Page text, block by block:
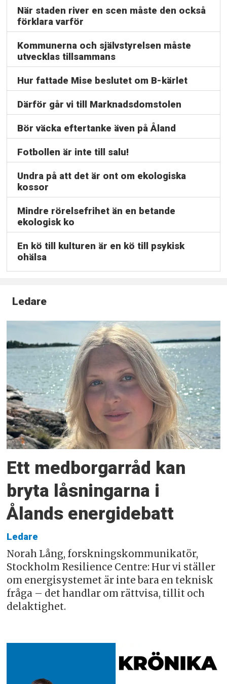
När staden river en scen måste den också
förklara varför
Kommunerna och självstyrelsen måste
utvecklas tillsammans
Hur fattade Mise beslutet om B-kärlet
Därför går vi till Marknadsdomstolen
Bör väcka eftertanke även på Åland
Fotbollen är inte till salu!
Undra på att det är ont om ekologiska
kossor
Mindre rörelsefrihet än en betande
ekologisk ko
En kö till kulturen är en kö till psykisk
ohälsa
Ledare
Ett medborgarråd kan
bryta låsningarna i
Ålands energidebatt
Ledare
Norah Lång, forskningskommunikatör,
Stockholm Resilience Centre: Hur vi ställer
om energisystemet är inte bara en teknisk
fråga – det handlar om rättvisa, tillit och
delaktighet.